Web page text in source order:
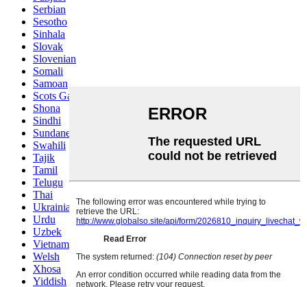
Serbian
Sesotho
Sinhala
Slovak
Slovenian
Somali
Samoan
Scots Gaelic
Shona
Sindhi
Sundanese
Swahili
Tajik
Tamil
Telugu
Thai
Ukrainian
Urdu
Uzbek
Vietnamese
Welsh
Xhosa
Yiddish